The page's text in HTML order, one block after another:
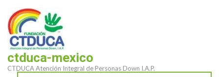
contenido
(presiona
tecla
ctduca-mexico
CTDUCA Atención Integral de Personas Down I.A.P.